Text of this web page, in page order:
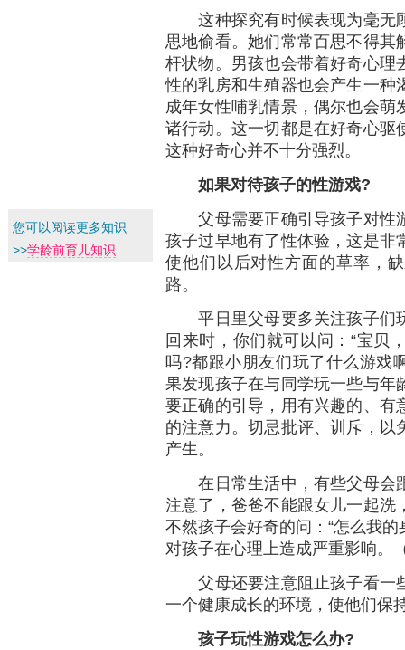
这种探究有时候表现为毫无
思地偷看。她们常常百思不得其
杆状物。男孩也会带着好奇心理
性的乳房和生殖器也会产生一种
成年女性哺乳情景，偶尔也会
诸行动。这一切都是在好奇心驱
这种好奇心并不十分强烈。
如果对待孩子的性游戏?
父母需要正确引导孩子对性
孩子过早地有了性体验，这是非
使他们以后对性方面的草率，
路。
平日里父母要多关注孩子们
回来时，你们就可以问：“宝贝
吗?都跟小朋友们玩了什么游戏
果发现孩子在与同学玩一些与年
要正确的引导，用有兴趣的、有
的注意力。切忌批评、训斥，以
产生。
在日常生活中，有些父母会
注意了，爸爸不能跟女儿一起洗
不然孩子会好奇的问：“怎么我
对孩子在心理上造成严重影响。
父母还要注意阻止孩子看一
一个健康成长的环境，使他们保
孩子玩性游戏怎么办?
您可以阅读更多知识
>>学龄前育儿知识